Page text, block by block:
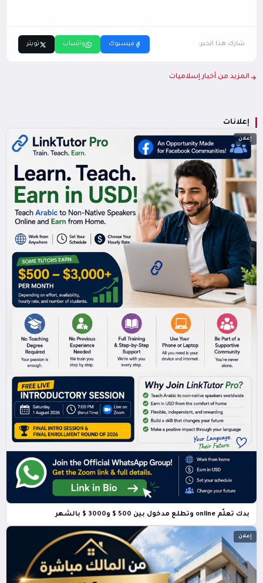
إعلانات
إعلان
بدك تعلّم online وتطلع مدخول بين 500 $ و3000 $ بالشهر
إعلان
شارك هذا الخبر: فيسبوك واتساب تويتر
المزيد من أخبار إسلاميات